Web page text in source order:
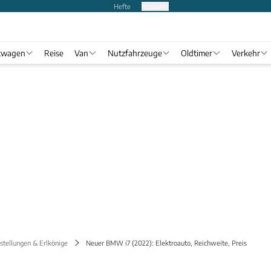
Hefte
Reise Van Nutzfahrzeuge Oldtimer Verkehr
& Erlkönige Neuer BMW i7 (2022): Elektroauto, Reichweite, Preis